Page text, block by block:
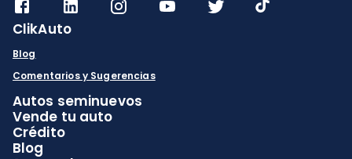
ClikAuto
Blog
Comentarios y Sugerencias
Autos seminuevos
Vende tu auto
Crédito
Blog